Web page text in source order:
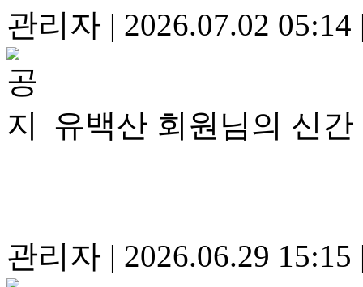
관리자 | 2026.07.02 05:14
유백산 회원님의 신
관리자 | 2026.06.29 15:15